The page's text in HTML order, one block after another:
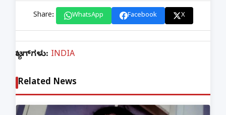
Share: WhatsApp Facebook X
ಟ್ಯಾಗ್‌ಗಳು: INDIA
Related News